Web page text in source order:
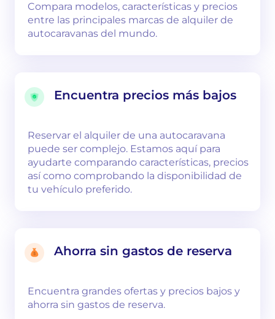
Compara modelos, características y precios
entre las principales marcas de alquiler de
autocaravanas del mundo.
Encuentra precios más bajos
Reservar el alquiler de una autocaravana
puede ser complejo. Estamos aquí para
ayudarte comparando características, precios
así como comprobando la disponibilidad de
tu vehículo preferido.
Ahorra sin gastos de reserva
Encuentra grandes ofertas y precios bajos y
ahorra sin gastos de reserva.